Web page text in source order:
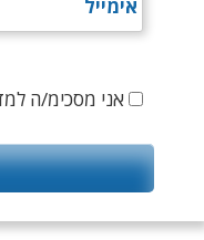
אני מסכימ/ה